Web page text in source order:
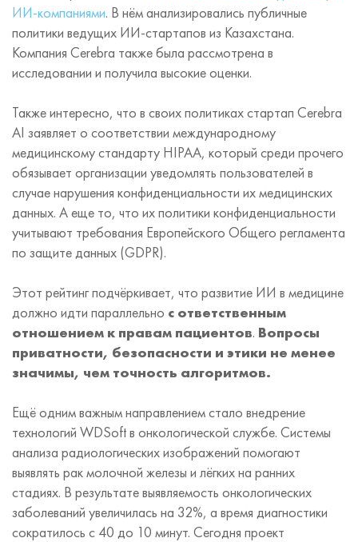
ИИ‑компаниями. В нём анализировались публичные
политики ведущих ИИ-стартапов из Казахстана.
Компания Cerebra также была рассмотрена в
исследовании и получила высокие оценки.
Также интересно, что в своих политиках стартап Cerebra
AI заявляет о соответствии международному
медицинскому стандарту HIPAA, который среди прочего
обязывает организации уведомлять пользователей в
случае нарушения конфиденциальности их медицинских
данных. А еще то, что их политики конфиденциальности
учитывают требования Европейского Общего регламента
по защите данных (GDPR).
Этот рейтинг подчёркивает, что развитие ИИ в медицине
должно идти параллельно с ответственным
отношением к правам пациентов. Вопросы
приватности, безопасности и этики не менее
значимы, чем точность алгоритмов.
Ещё одним важным направлением стало внедрение
технологий WDSoft в онкологической службе. Системы
анализа радиологических изображений помогают
выявлять рак молочной железы и лёгких на ранних
стадиях. В результате выявляемость онкологических
заболеваний увеличилась на 32%, а время диагностики
сократилось с 40 до 10 минут. Сегодня проект